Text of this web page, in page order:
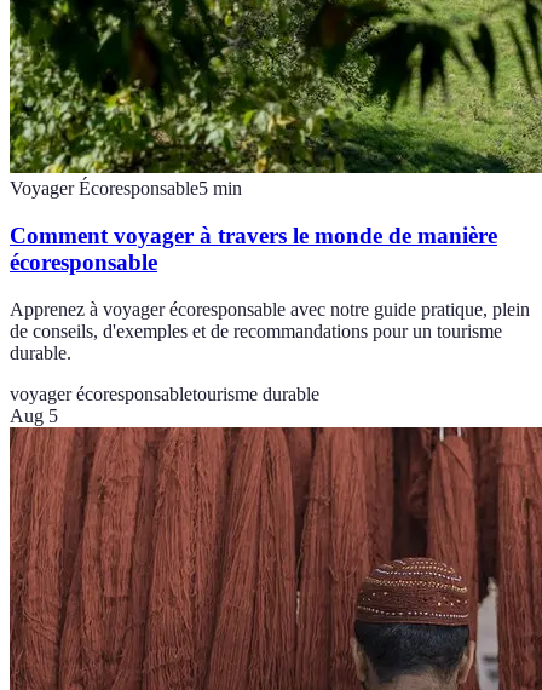
Voyager Écoresponsable5 min
Comment voyager à travers le monde de manière
écoresponsable
Apprenez à voyager écoresponsable avec notre guide pratique, plein
de conseils, d'exemples et de recommandations pour un tourisme
durable.
voyager écoresponsabletourisme durable
Aug 5